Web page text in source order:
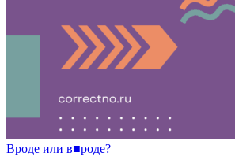
Вроде или в■роде?